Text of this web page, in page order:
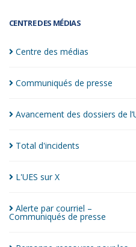
CENTRE DES MÉDIAS
Centre des médias
Communiqués de presse
Avancement des dossiers de
Total d'incidents
L'UES surX
Alerte par courriel –
Communiqués de presse